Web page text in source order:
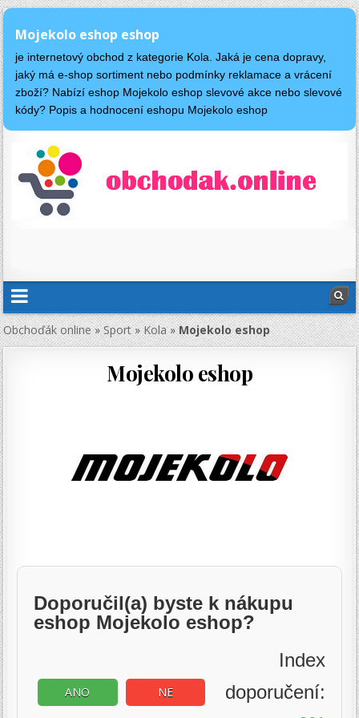
Mojekolo eshop eshop
je internetový obchod z kategorie Kola. Jaká je cena dopravy,
jaký má e-shop sortiment nebo podmínky reklamace a vrácení
zboží? Nabízí eshop Mojekolo eshop slevové akce nebo slevové
kódy? Popis a hodnocení eshopu Mojekolo eshop
Obchoďák online»Sport»Kola»Mojekolo eshop
Mojekolo eshop
Doporučil(a) byste k nákupu
eshop Mojekolo eshop?
ANO NE
Index
doporučení: